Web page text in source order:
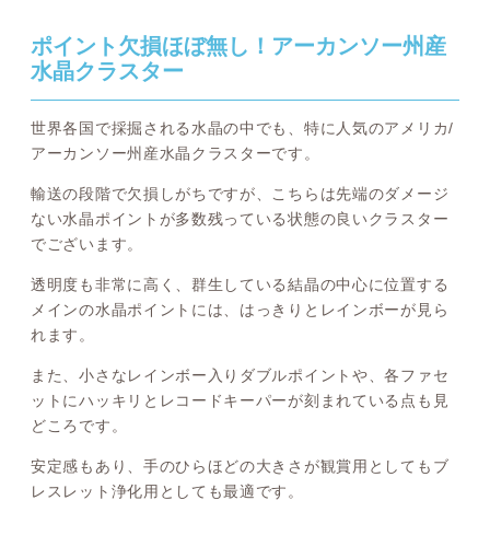
ポイント欠損ほぼ無し！アーカンソー州産
水晶クラスター
世界各国で採掘される水晶の中でも、特に人気のアメリカ/
アーカンソー州産水晶クラスターです。
輸送の段階で欠損しがちですが、こちらは先端のダメージ
ない水晶ポイントが多数残っている状態の良いクラスター
でございます。
透明度も非常に高く、群生している結晶の中心に位置する
メインの水晶ポイントには、はっきりとレインボーが見ら
れます。
また、小さなレインボー入りダブルポイントや、各ファセ
ットにハッキリとレコードキーパーが刻まれている点も見
どころです。
安定感もあり、手のひらほどの大きさが観賞用としてもブ
レスレット浄化用としても最適です。